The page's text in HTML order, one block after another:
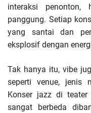
interaksi
panggung. Setiap
yang santai dan
eksplosif dengan
Tak hanya itu, vibe
seperti venue, jenis
Konser jazz di
sangat berbeda